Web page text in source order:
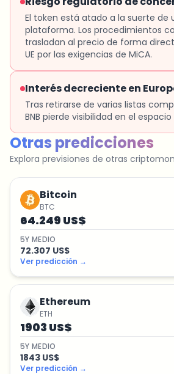
El token está atado a la suerte de
plataforma. Los procedimientos
trasladan al precio de forma
UE por las exigencias de MiCA.
Interés decreciente en
Tras retirarse de varias listas
BNB pierde visibilidad en el
Otras predicciones
Explora previsiones de otras
Bitcoin
BTC
64.249 US$
5Y MEDIO
72.307 US$
Ver predicción →
Ethereum
ETH
1903 US$
5Y MEDIO
1843 US$
Ver predicción →